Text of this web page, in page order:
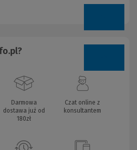
Darmowa
dostawa już od
180zł
Czat online z
konsultantem